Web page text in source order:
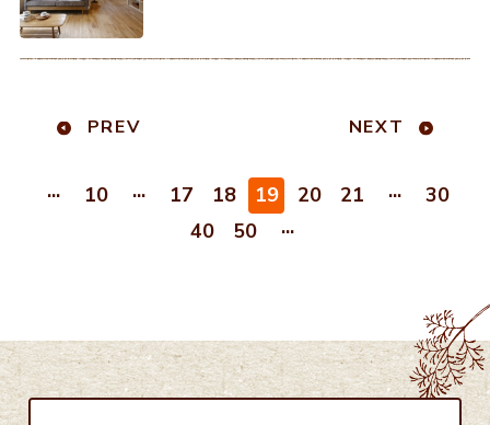
した！皆さまに愛され、「マイホー
PREV
... 10 ... 17 18 19 20 21 ...
30
40
50 ...
NEXT